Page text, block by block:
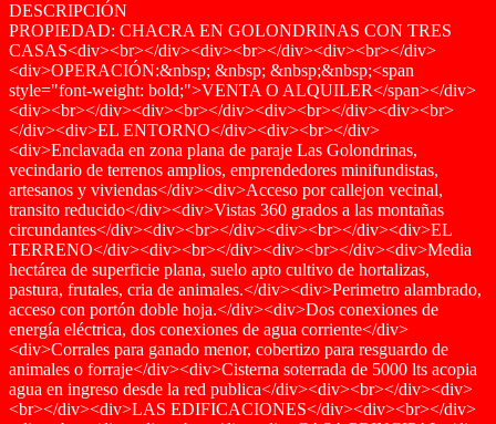
DESCRIPCIÓN
PROPIEDAD: CHACRA EN GOLONDRINAS CON TRES
CASAS<div><br></div><div><br></div><div><br></div>
<div>OPERACIÓN:&nbsp; &nbsp; &nbsp;&nbsp;<span
style="font-weight: bold;">VENTA O ALQUILER</span></div>
<div><br></div><div><br></div><div><br></div><div><br>
</div><div>EL ENTORNO</div><div><br></div>
<div>Enclavada en zona plana de paraje Las Golondrinas,
vecindario de terrenos amplios, emprendedores minifundistas,
artesanos y viviendas</div><div>Acceso por callejon vecinal,
transito reducido</div><div>Vistas 360 grados a las montañas
circundantes</div><div><br></div><div><br></div><div>EL
TERRENO</div><div><br></div><div><br></div><div>Media
hectárea de superficie plana, suelo apto cultivo de hortalizas,
pastura, frutales, cria de animales.</div><div>Perimetro alambrado,
acceso con portón doble hoja.</div><div>Dos conexiones de
energía eléctrica, dos conexiones de agua corriente</div>
<div>Corrales para ganado menor, cobertizo para resguardo de
animales o forraje</div><div>Cisterna soterrada de 5000 lts acopia
agua en ingreso desde la red publica</div><div><br></div><div>
<br></div><div>LAS EDIFICACIONES</div><div><br></div>